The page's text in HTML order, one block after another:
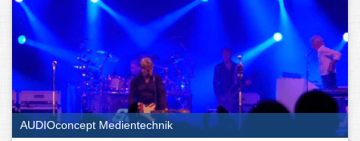
AUDIOconcept Medientechnik